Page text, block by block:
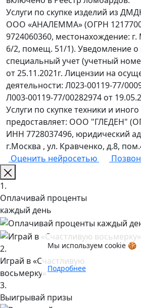
Услуги по скупке изделий из
ООО «АНАЛЕММА» (ОГРН
9724060360, местонахождение: г.
6/2, помещ. 51/1). Уведомление о
специальный учет (учетный
от 25.11.2021г. Лицензии на
деятельности: Л023-00119-77/
Л003-00119-77/00282974 от
Услуги по скупке техники и
предоставляет: ООО "ГЛЕДЕН"
ИНН 7728037496, юридический
г.Москва , ул. Кравченко, д.8,
Оценить нейросетью
Мы используем cookie 🍪
Подробнее
1.
Оплачивай проценты
каждый день
2.
Играй в «Счастливую
восьмерку»
3.
Выигрывай призы